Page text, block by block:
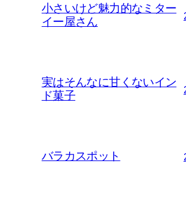
小さいけど魅力的なミター
イー屋さん
実はそんなに甘くないイン
ド菓子
バラカスポット